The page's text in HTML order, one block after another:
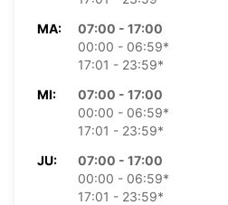
MA:
07:00 - 17:00
00:00 - 06:59*
17:01 - 23:59*
MI:
07:00 - 17:00
00:00 - 06:59*
17:01 - 23:59*
JU:
07:00 - 17:00
00:00 - 06:59*
17:01 - 23:59*